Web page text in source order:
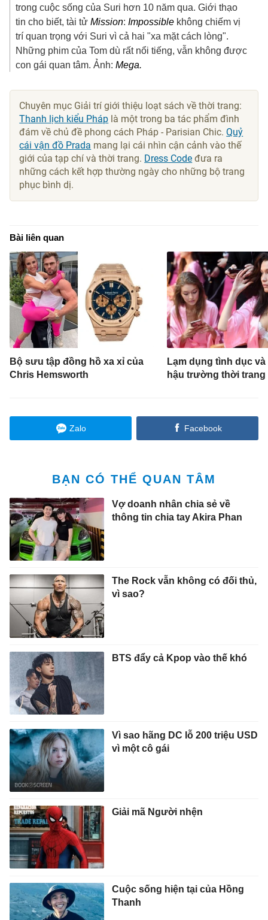
trong cuộc sống của Suri hơn 10 năm qua. Giới thạo
tin cho biết, tài tửMission:Impossible không chiếm vị
trí quan trọng với Suri vì cả hai "xa mặt cách lòng".
Những phim của Tom dù rất nổi tiếng, vẫn không được
con gái quan tâm. Ảnh:Mega.
Chuyên mục Giải trí giới thiệu loạt sách về thời trang:
Thanh lịch kiểu Pháp là một trong ba tác phẩm đình
đám về chủ đề phong cách Pháp - Parisian Chic.Quỷ
cái vận đồ Prada mang lại cái nhìn cận cảnh vào thế
giới của tạp chí và thời trang. Dress Code đưa ra
những cách kết hợp thường ngày cho những bộ trang
phục bình dị.
Bài liên quan
Bộ sưu tập đồng hồ xa xỉ của
Chris Hemsworth
Lạm dụng tình dục
hậu trường thời trang
Zalo Facebook
BẠN CÓ THỂ QUAN TÂM
Vợ doanh nhân chia sẻ về
thông tin chia tay Akira Phan
The Rock vẫn không có đối thủ,
vì sao?
BTS đẩy cả Kpop vào thế khó
Vì sao hãng DC lỗ 200 triệu USD
vì một cô gái
Giải mã Người nhện
Cuộc sống hiện tại của Hồng
Thanh